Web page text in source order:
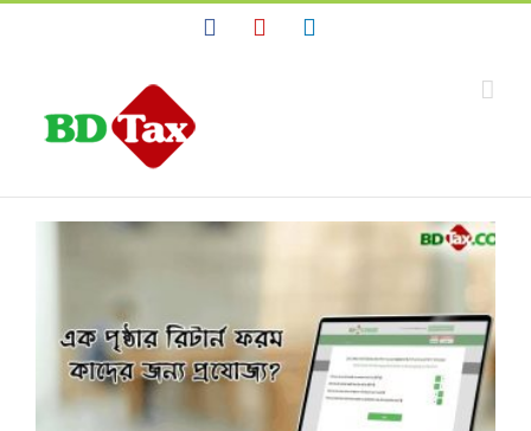
FacebookYouTube